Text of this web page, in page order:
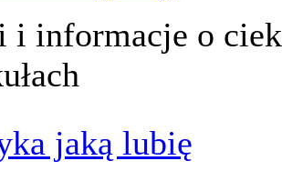
i informacje o
jaką lubię